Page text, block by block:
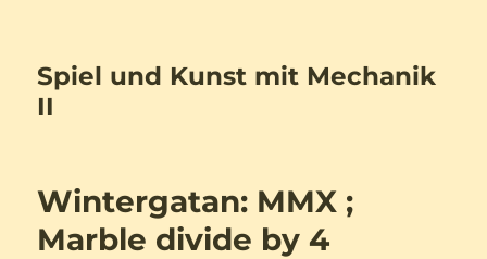
Spiel und Kunst mit Mechanik
II
Wintergatan: MMX ;
Marble divide by 4